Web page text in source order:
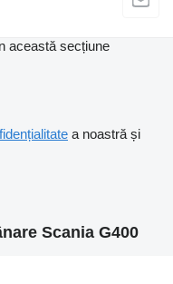
această secțiune
a noastră și
Scania G400